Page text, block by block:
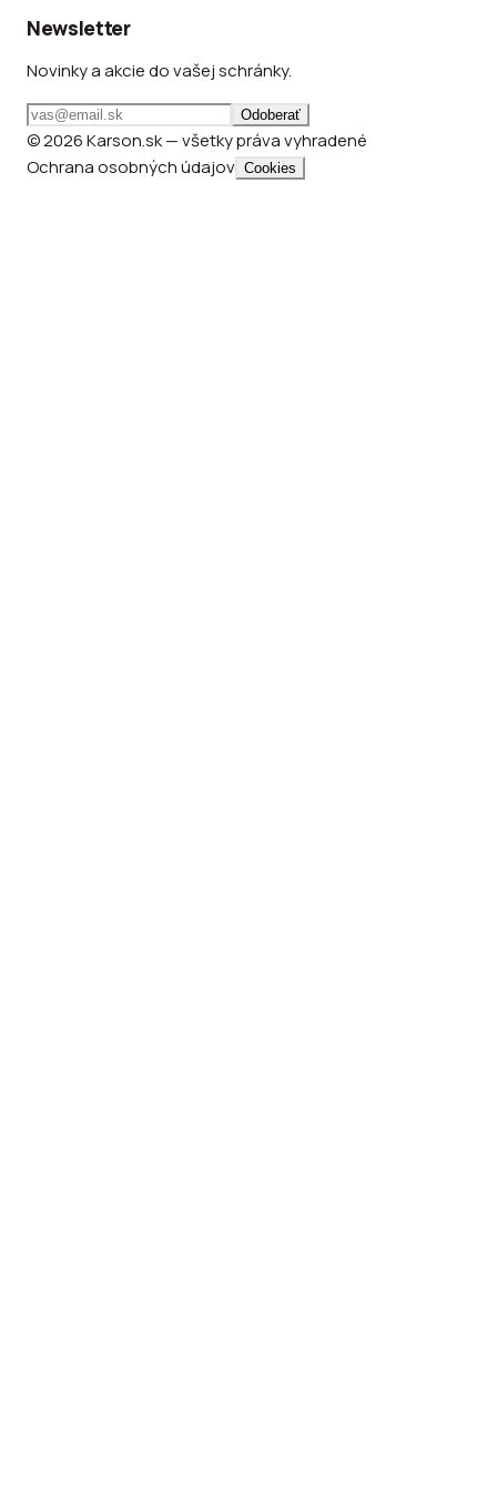
Newsletter
Novinky a akcie do vašej schránky.
Odoberať
© 2026 Karson.sk — všetky práva vyhradené
Ochrana osobných údajov Cookies